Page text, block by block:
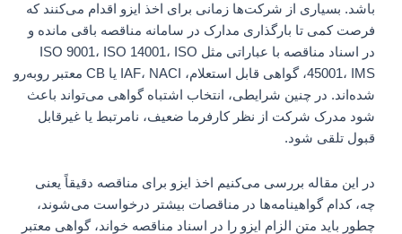
باشد. بسیاری از شرکت‌ها زمانی برای اخذ ایزو اقدام می‌کنند که
فرصت کمی تا بارگذاری مدارک در سامانه مناقصه باقی مانده و
در اسناد مناقصه با عباراتی مثل ISO 9001، ISO 14001، ISO
45001، IMS، گواهی قابل استعلام، IAF، NACI یا CB معتبر روبه‌رو
شده‌اند. در چنین شرایطی، انتخاب اشتباه گواهی می‌تواند باعث
شود مدرک شرکت از نظر کارفرما ضعیف، نامرتبط یا غیرقابل
قبول تلقی شود.
در این مقاله بررسی می‌کنیم اخذ ایزو برای مناقصه دقیقاً یعنی
چه، کدام گواهینامه‌ها در مناقصات بیشتر درخواست می‌شوند،
چطور باید متن الزام ایزو را در اسناد مناقصه خواند، گواهی معتبر